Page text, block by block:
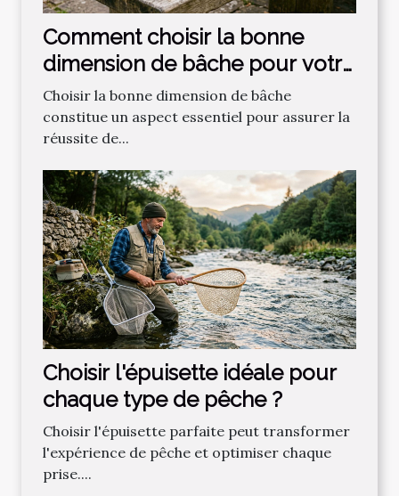
Comment choisir la bonne
dimension de bâche pour votre
projet ?
Choisir la bonne dimension de bâche
constitue un aspect essentiel pour assurer la
réussite de...
Choisir l'épuisette idéale pour
chaque type de pêche ?
Choisir l'épuisette parfaite peut transformer
l'expérience de pêche et optimiser chaque
prise....